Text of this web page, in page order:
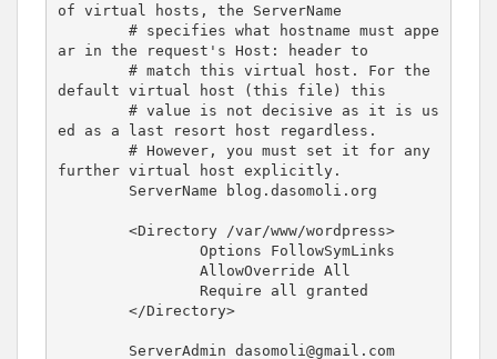
of virtual hosts, the ServerName
ar in the request's Host: header to
default virtual host (this file) this
ed as a last resort host regardless.
further virtual host explicitly.